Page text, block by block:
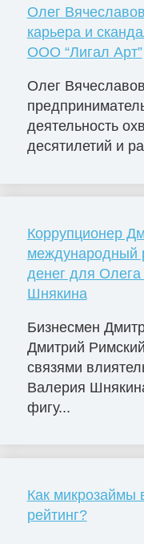
Олег
карьера и
ООО “Лигал Арт”
Олег
деятельность
десятилетий и
Коррупционер
международный
денег для
Шнякина
Бизнесмен
Дмитрий
связями
Валерия
фигу...
Как микрозаймы
рейтинг?